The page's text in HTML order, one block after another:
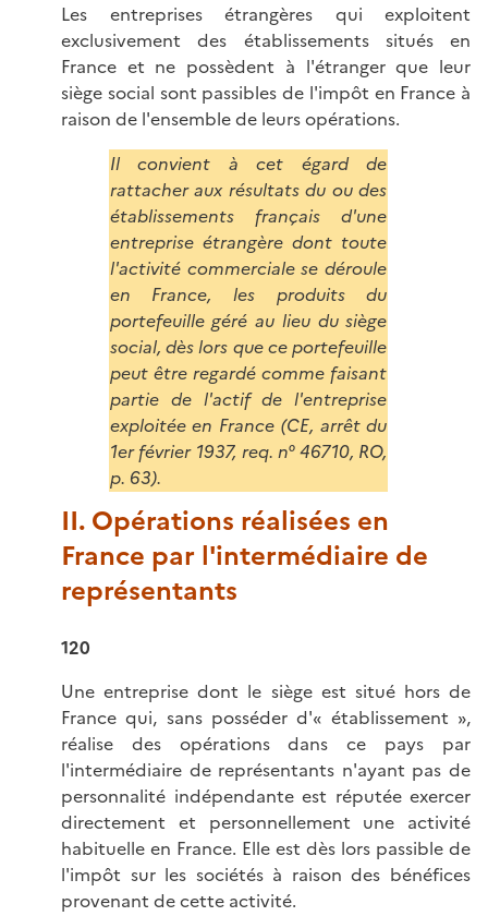
Les entreprises étrangères qui exploitent
exclusivement des établissements situés en
France et ne possèdent à l'étranger que leur
siège social sont passibles de l'impôt en France à
raison de l'ensemble de leurs opérations.
Il convient à cet égard de
rattacher aux résultats du ou des
établissements français d'une
entreprise étrangère dont toute
l'activité commerciale se déroule
en France, les produits du
portefeuille géré au lieu du siège
social, dès lors que ce portefeuille
peut être regardé comme faisant
partie de l'actif de l'entreprise
exploitée en France (CE, arrêt du
1er février 1937, req. n° 46710, RO,
p. 63).
II. Opérations réalisées en
France par l'intermédiaire de
représentants
120
Une entreprise dont le siège est situé hors de
France qui, sans posséder d'« établissement »,
réalise des opérations dans ce pays par
l'intermédiaire de représentants n'ayant pas de
personnalité indépendante est réputée exercer
directement et personnellement une activité
habituelle en France. Elle est dès lors passible de
l'impôt sur les sociétés à raison des bénéfices
provenant de cette activité.